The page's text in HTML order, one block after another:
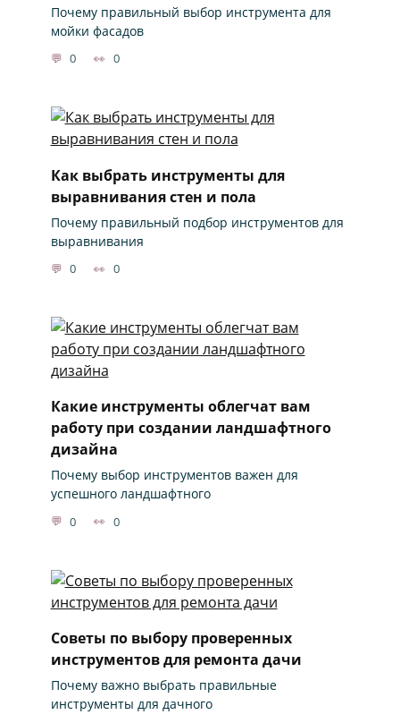
Почему правильный выбор инструмента для
мойки фасадов
0 0
Как выбрать инструменты для
выравнивания стен и пола
Почему правильный подбор инструментов для
выравнивания
0 0
Какие инструменты облегчат вам
работу при создании ландшафтного
дизайна
Почему выбор инструментов важен для
успешного ландшафтного
0 0
Советы по выбору проверенных
инструментов для ремонта дачи
Почему важно выбрать правильные
инструменты для дачного